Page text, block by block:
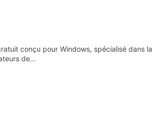
conçu pour Windows, spécialisé dans la
de…